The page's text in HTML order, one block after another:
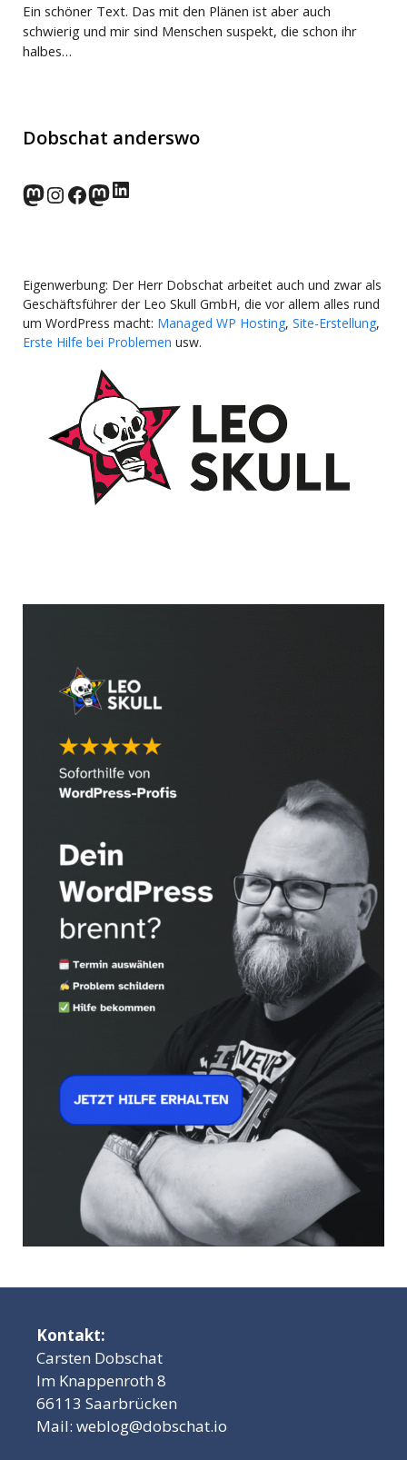
Ein schöner Text. Das mit den Plänen ist aber auch
schwierig und mir sind Menschen suspekt, die schon ihr
halbes…
Dobschat anderswo
norden.social
Instagram
Facebook
wp-punks.social
LinkedIn
Eigenwerbung: Der Herr Dobschat arbeitet auch und zwar als
Geschäftsführer der Leo Skull GmbH, die vor allem alles rund
um WordPress macht: Managed WP Hosting, Site-Erstellung,
Erste Hilfe bei Problemen usw.
Kontakt:
Carsten Dobschat
Im Knappenroth 8
66113 Saarbrücken
Mail: weblog@dobschat.io